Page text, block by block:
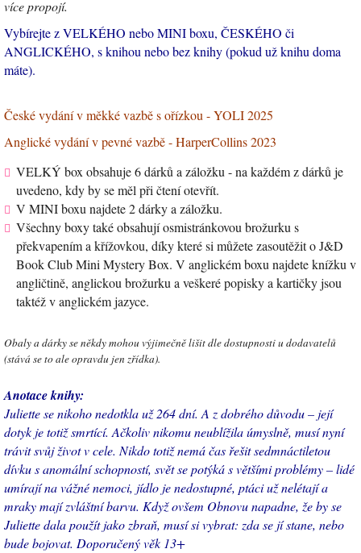
více propojí.
Vybírejte z VELKÉHO nebo MINI boxu, ČESKÉHO či
ANGLICKÉHO, s knihou nebo bez knihy (pokud už knihu doma
máte).
České vydání v měkké vazbě s ořízkou - YOLI 2025
Anglické vydání v pevné vazbě -HarperCollins 2023
VELKÝ box obsahuje 6 dárků a záložku - na každém z dárků je
uvedeno, kdy by se měl při čtení otevřít.
V MINI boxu najdete 2 dárky a záložku.
Všechny boxy také obsahují osmistránkovou brožurku s
překvapením a křížovkou, díky které si můžete zasoutěžit o J&D
Book Club Mini Mystery Box. V anglickém boxu najdete knížku v
angličtině, anglickou brožurku a veškeré popisky a kartičky jsou
taktéž v anglickém jazyce.
Obaly a dárky se někdy mohou výjimečně lišit dle dostupnosti u dodavatelů
(stává se to ale opravdu jen zřídka).
Anotace knihy:
Juliette se nikoho nedotkla už 264 dní. A z dobrého důvodu – její
dotyk je totiž smrtící. Ačkoliv nikomu neublížila úmyslně, musí nyní
trávit svůj život v cele. Nikdo totiž nemá čas řešit sedmnáctiletou
dívku s anomální schopností, svět se potýká s většími problémy – lidé
umírají na vážné nemoci, jídlo je nedostupné, ptáci už nelétají a
mraky mají zvláštní barvu. Když ovšem Obnovu napadne, že by se
Juliette dala použít jako zbraň, musí si vybrat: zda se jí stane, nebo
bude bojovat. Doporučený věk 13+